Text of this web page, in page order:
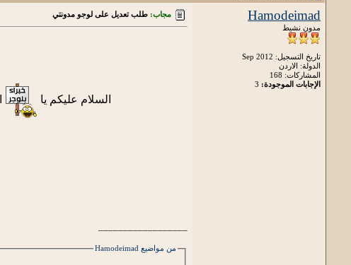
Hamodeimad
مدون نشيط
تاريخ التسجيل: Sep 2012
الدولة: الاردن
المشاركات: 168
الإجابات الموجودة:
مجاب: طلب تعديل على لوجو مدونتي
السلام عليكم يا
من مواضيع Hamodeimad